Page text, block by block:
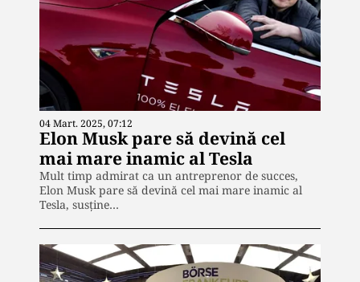
04 Mart. 2025, 07:12
Elon Musk pare să devină cel
mai mare inamic al Tesla
Mult timp admirat ca un antreprenor de succes,
Elon Musk pare să devină cel mai mare inamic al
Tesla, susţine…